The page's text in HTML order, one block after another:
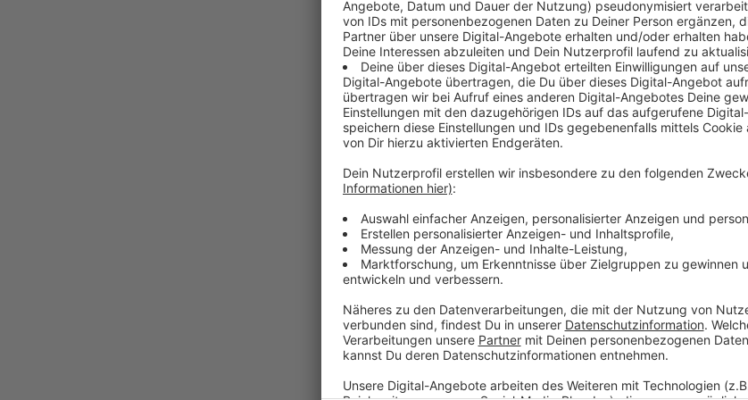
Man sei sehr zufrieden mit der Saison,
Nachdem die Winterwelt beim letzten Mal
diesmal fast so gut gelaufen wie zuletzt
Wochenende lange Schlangen. Und auch
ein Erfolg, so Bruch. Damit ist klar, dass
diesem Jahr wiederkommt. Auch mit dem
Jahres wieder fahren, bestätigt Bruch.
Weitere Infos und Links zum Thema
Auch der Lichtdom auf der Kö wurde
Die Bilanz zum Riesenrad auf dem